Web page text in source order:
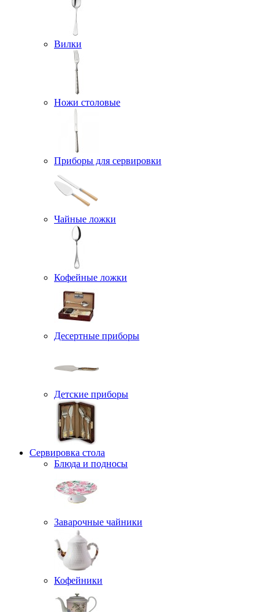
Вилки
Ножи столовые
Приборы для сервировки
Чайные ложки
Кофейные ложки
Десертные приборы
Детские приборы
Сервировка стола
Блюда и подносы
Заварочные чайники
Кофейники